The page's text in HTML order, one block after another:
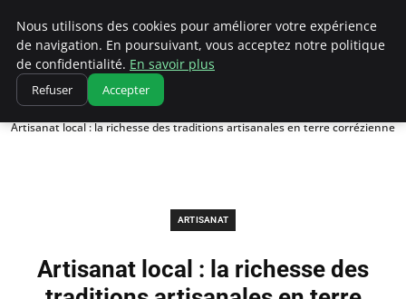
Correze Co
Accueil
Artisanat
Artisanat local : la richesse des traditions artisanales en terre corrézienne
ARTISANAT
Artisanat local : la richesse des
Nous utilisons des cookies pour améliorer votre expérience
de navigation. En poursuivant, vous acceptez notre politique
de confidentialité. En savoir plus
Refuser Accepter